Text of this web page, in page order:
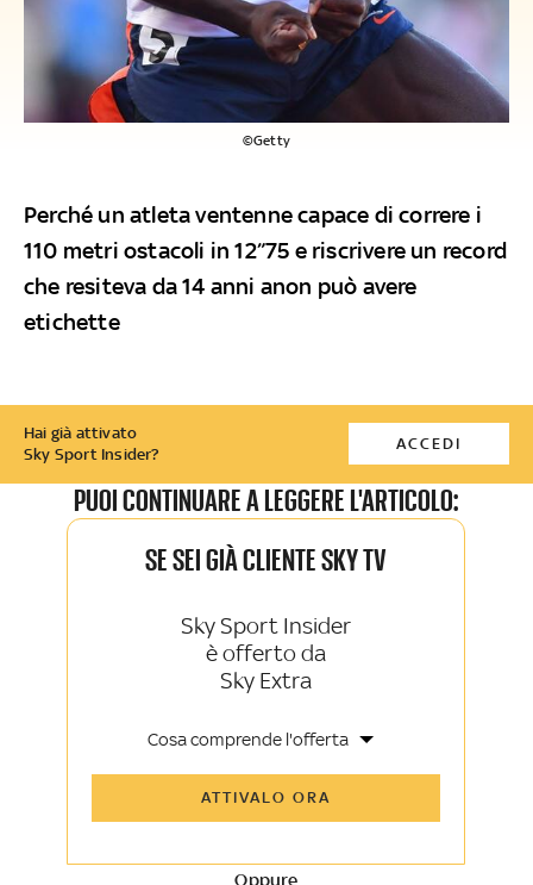
©Getty
Perché un atleta ventenne capace di correre i
110 metri ostacoli in 12”75 e riscrivere un record
che resiteva da 14 anni anon può avere
etichette
Hai già attivato
Sky Sport Insider?
ACCEDI
PUOI CONTINUARE A LEGGERE L'ARTICOLO:
SE SEI GIÀ CLIENTE SKY TV
Sky Sport Insider
è offerto da
Sky Extra
Cosa comprende l'offerta
Sky TG24 Insider
Sport e Sky TG24
ATTIVALO ORA
Oppure